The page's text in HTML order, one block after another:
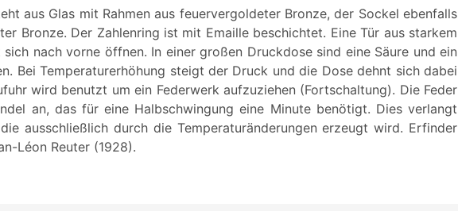
aus Glas mit Rahmen aus feuervergoldeter Bronze, der Sockel ebenfalls
Bronze. Der Zahlenring ist mit Emaille beschichtet. Eine Tür aus starkem
nach vorne öffnen. In einer großen Druckdose sind eine Säure und ein
Bei Temperaturerhöhung steigt der Druck und die Dose dehnt sich dabei
wird benutzt um ein Federwerk aufzuziehen (Fortschaltung). Die Feder
an, das für eine Halbschwingung eine Minute benötigt. Dies verlangt
ausschließlich durch die Temperaturänderungen erzeugt wird. Erfinder
Léon Reuter (1928).